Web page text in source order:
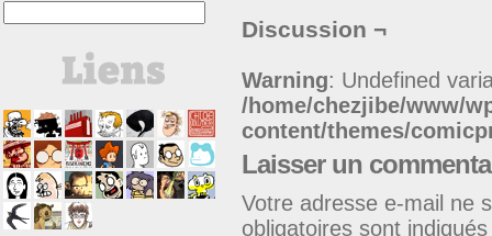
Discussion ¬
Warning: Undefined
/home/chezjibe/www/
content/themes/
Laisser un
Votre adresse e-mail ne
obligatoires sont